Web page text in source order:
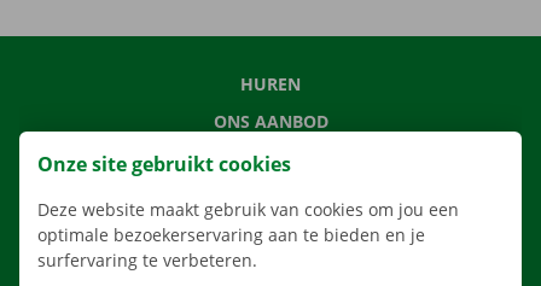
HUREN
ONS AANBOD
ONZE DIENSTEN
APP
VERHUISOPLOSSINGEN
Onze site gebruikt cookies
Deze website maakt gebruik van cookies om jou een
optimale bezoekerservaring aan te bieden en je
surfervaring te verbeteren.